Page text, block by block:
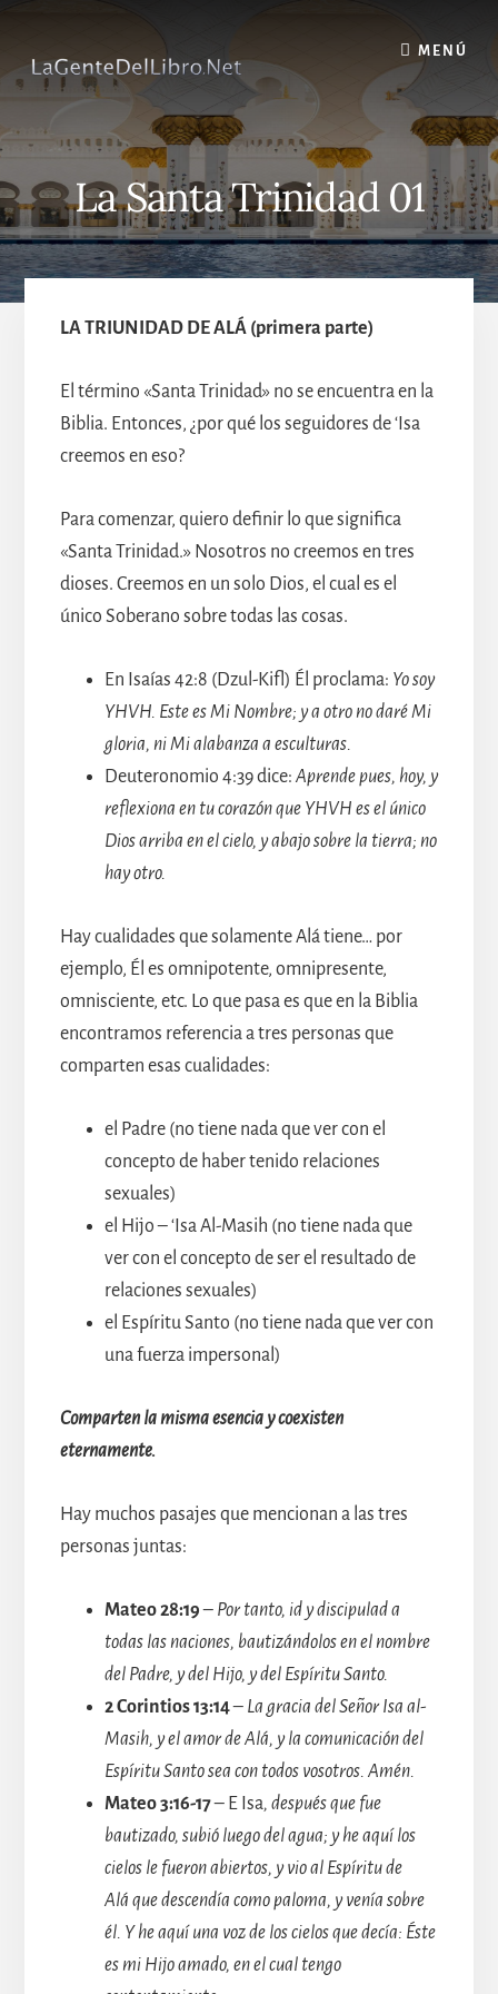
content
MENÚ
La Santa Trinidad 01
LA TRIUNIDAD DE ALÁ (primera parte)
El término «Santa Trinidad» no se encuentra en la
Biblia. Entonces, ¿por qué los seguidores de ‘Isa
creemos en eso?
Para comenzar, quiero definir lo que significa
«Santa Trinidad.» Nosotros no creemos en tres
dioses. Creemos en un solo Dios, el cual es el
único Soberano sobre todas las cosas.
En Isaías 42:8 (Dzul-Kifl) Él proclama: Yo soy
YHVH. Este es Mi Nombre; y a otro no daré Mi
gloria, ni Mi alabanza a esculturas.
Deuteronomio 4:39 dice: Aprende pues, hoy, y
reflexiona en tu corazón que YHVH es el único
Dios arriba en el cielo, y abajo sobre la tierra; no
hay otro.
Hay cualidades que solamente Alá tiene… por
ejemplo, Él es omnipotente, omnipresente,
omnisciente, etc. Lo que pasa es que en la Biblia
encontramos referencia a tres personas que
comparten esas cualidades:
el Padre (no tiene nada que ver con el
concepto de haber tenido relaciones
sexuales)
el Hijo – ‘Isa Al-Masih (no tiene nada que
ver con el concepto de ser el resultado de
relaciones sexuales)
el Espíritu Santo (no tiene nada que ver con
una fuerza impersonal)
Comparten la misma esencia y coexisten
eternamente.
Hay muchos pasajes que mencionan a las tres
personas juntas:
Mateo 28:19– Por tanto, id y discipulad a
todas las naciones, bautizándolos en el nombre
del Padre, y del Hijo, y del Espíritu Santo.
2 Corintios 13:14– La gracia del Señor Isa al-
Masih, y el amor de Alá, y la comunicación del
Espíritu Santo sea con todos vosotros. Amén.
Mateo 3:16-17– E Isa, después que fue
bautizado, subió luego del agua; y he aquí los
cielos le fueron abiertos, y vio al Espíritu de
Alá que descendía como paloma, y venía sobre
él. Y he aquí una voz de los cielos que decía: Éste
es mi Hijo amado, en el cual tengo